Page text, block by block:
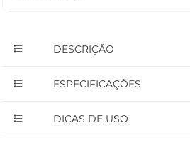
DESCRIÇÃO
ESPECIFICAÇÕES
DICAS DE USO